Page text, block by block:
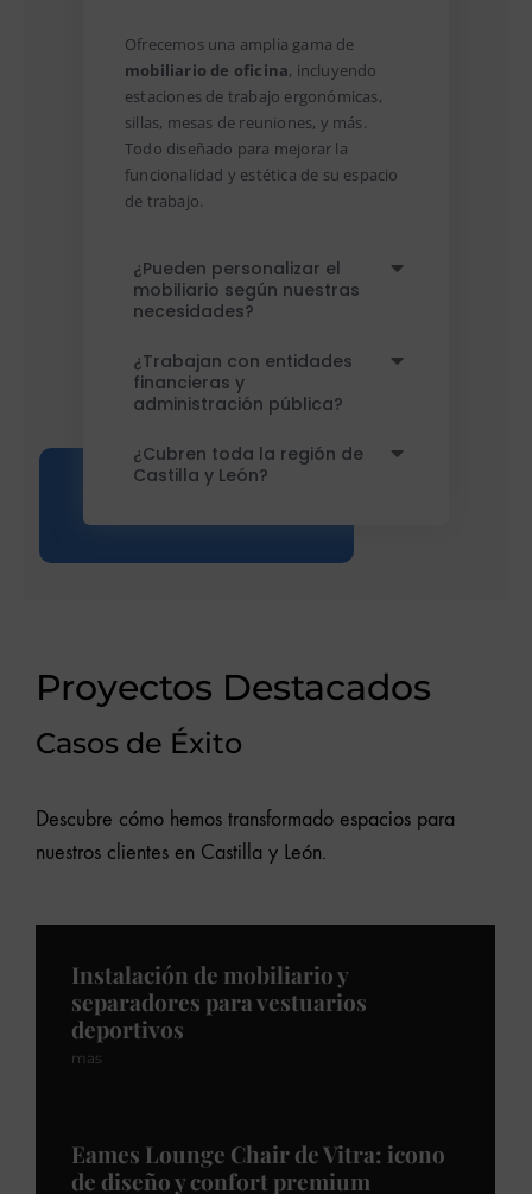
Ofrecemos una amplia gama de
mobiliario de oficina, incluyendo
estaciones de trabajo ergonómicas,
sillas, mesas de reuniones, y más.
Todo diseñado para mejorar la
funcionalidad y estética de su espacio
de trabajo.
¿Pueden personalizar el
mobiliario según nuestras
necesidades?
¿Trabajan con entidades
financieras y
administración pública?
¿Cubren toda la región de
Castilla y León?
Proyectos Destacados
Casos de Éxito
Descubre cómo hemos transformado espacios para
nuestros clientes en Castilla y León.
Instalación de mobiliario y
separadores para vestuarios
deportivos
mas
Eames Lounge Chair de Vitra: icono
de diseño y confort premium